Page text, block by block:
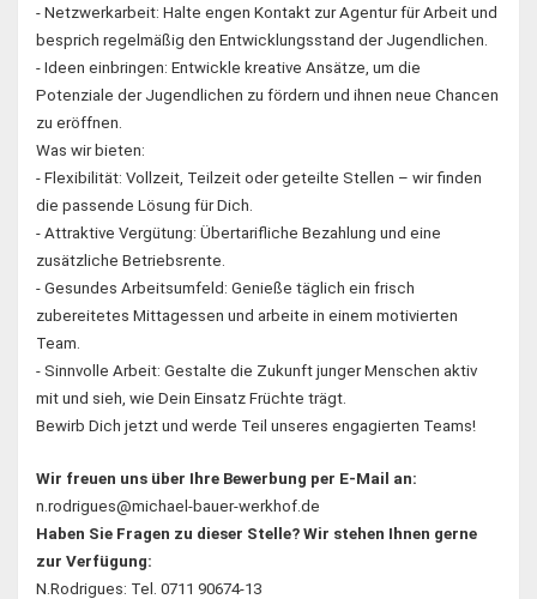
- Netzwerkarbeit: Halte engen Kontakt zur Agentur für Arbeit und
besprich regelmäßig den Entwicklungsstand der Jugendlichen.
- Ideen einbringen: Entwickle kreative Ansätze, um die
Potenziale der Jugendlichen zu fördern und ihnen neue Chancen
zu eröffnen.
Was wir bieten:
- Flexibilität: Vollzeit, Teilzeit oder geteilte Stellen – wir finden
die passende Lösung für Dich.
- Attraktive Vergütung: Übertarifliche Bezahlung und eine
zusätzliche Betriebsrente.
- Gesundes Arbeitsumfeld: Genieße täglich ein frisch
zubereitetes Mittagessen und arbeite in einem motivierten
Team.
- Sinnvolle Arbeit: Gestalte die Zukunft junger Menschen aktiv
mit und sieh, wie Dein Einsatz Früchte trägt.
Bewirb Dich jetzt und werde Teil unseres engagierten Teams!
Wir freuen uns über Ihre Bewerbung per E-Mail an:
n.rodrigues@michael-bauer-werkhof.de
Haben Sie Fragen zu dieser Stelle? Wir stehen Ihnen gerne
zur Verfügung:
N.Rodrigues: Tel. 0711 90674-13